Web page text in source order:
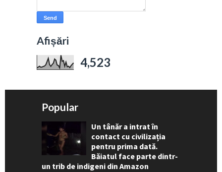
Afișări
4,523
Popular
Un tânăr a intrat în
contact cu civilizația
pentru prima dată.
Băiatul face parte dintr-
un trib de indigeni din Amazon